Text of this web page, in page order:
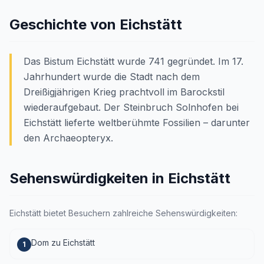
Geschichte von Eichstätt
Das Bistum Eichstätt wurde 741 gegründet. Im 17.
Jahrhundert wurde die Stadt nach dem
Dreißigjährigen Krieg prachtvoll im Barockstil
wiederaufgebaut. Der Steinbruch Solnhofen bei
Eichstätt lieferte weltberühmte Fossilien – darunter
den Archaeopteryx.
Sehenswürdigkeiten in Eichstätt
Eichstätt bietet Besuchern zahlreiche Sehenswürdigkeiten:
1 Dom zu Eichstätt